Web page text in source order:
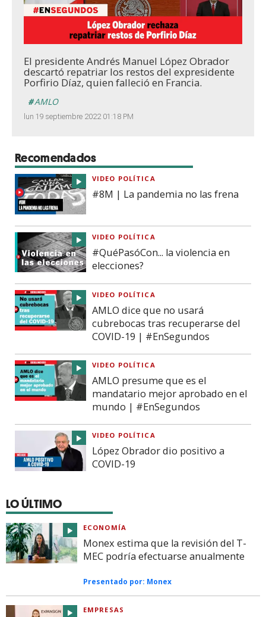
Loaded:
48.74%
lun 19 septiembre 2022 01:18 PM
El presidente Andrés Manuel López Obrador
descartó repatriar los restos del expresidente
Porfirio Díaz, quien falleció en Francia.
AMLO
Recomendados
VIDEO POLÍTICA
#8M | La pandemia no las frena
VIDEO POLÍTICA
#QuéPasóCon... la violencia en
elecciones?
VIDEO POLÍTICA
AMLO dice que no usará
cubrebocas tras recuperarse del
COVID-19 | #EnSegundos
VIDEO POLÍTICA
AMLO presume que es el
mandatario mejor aprobado en el
mundo | #EnSegundos
VIDEO POLÍTICA
López Obrador dio positivo a
COVID-19
LO ÚLTIMO
ECONOMÍA
Monex estima que la revisión del T-
MEC podría efectuarse anualmente
Presentado por: Monex
EMPRESAS